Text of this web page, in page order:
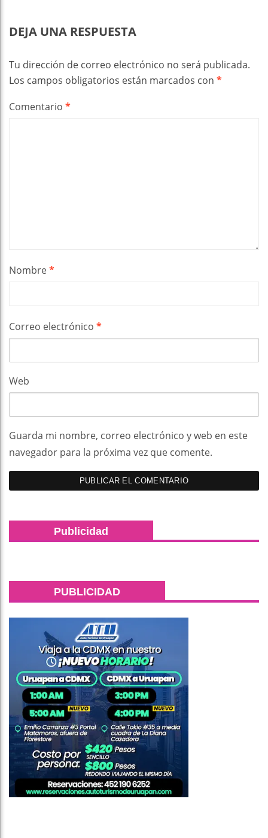
DEJA UNA RESPUESTA
Tu dirección de correo electrónico no será publicada.
Los campos obligatorios están marcados con *
Comentario *
Nombre*
Correo electrónico *
Web
Guarda mi nombre, correo electrónico y web en este
navegador para la próxima vez que comente.
Publicidad
PUBLICIDAD